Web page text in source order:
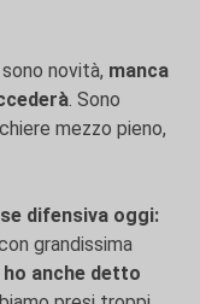
novità, manca
. Sono
mezzo pieno,
difensiva oggi:
grandissima
ho anche detto